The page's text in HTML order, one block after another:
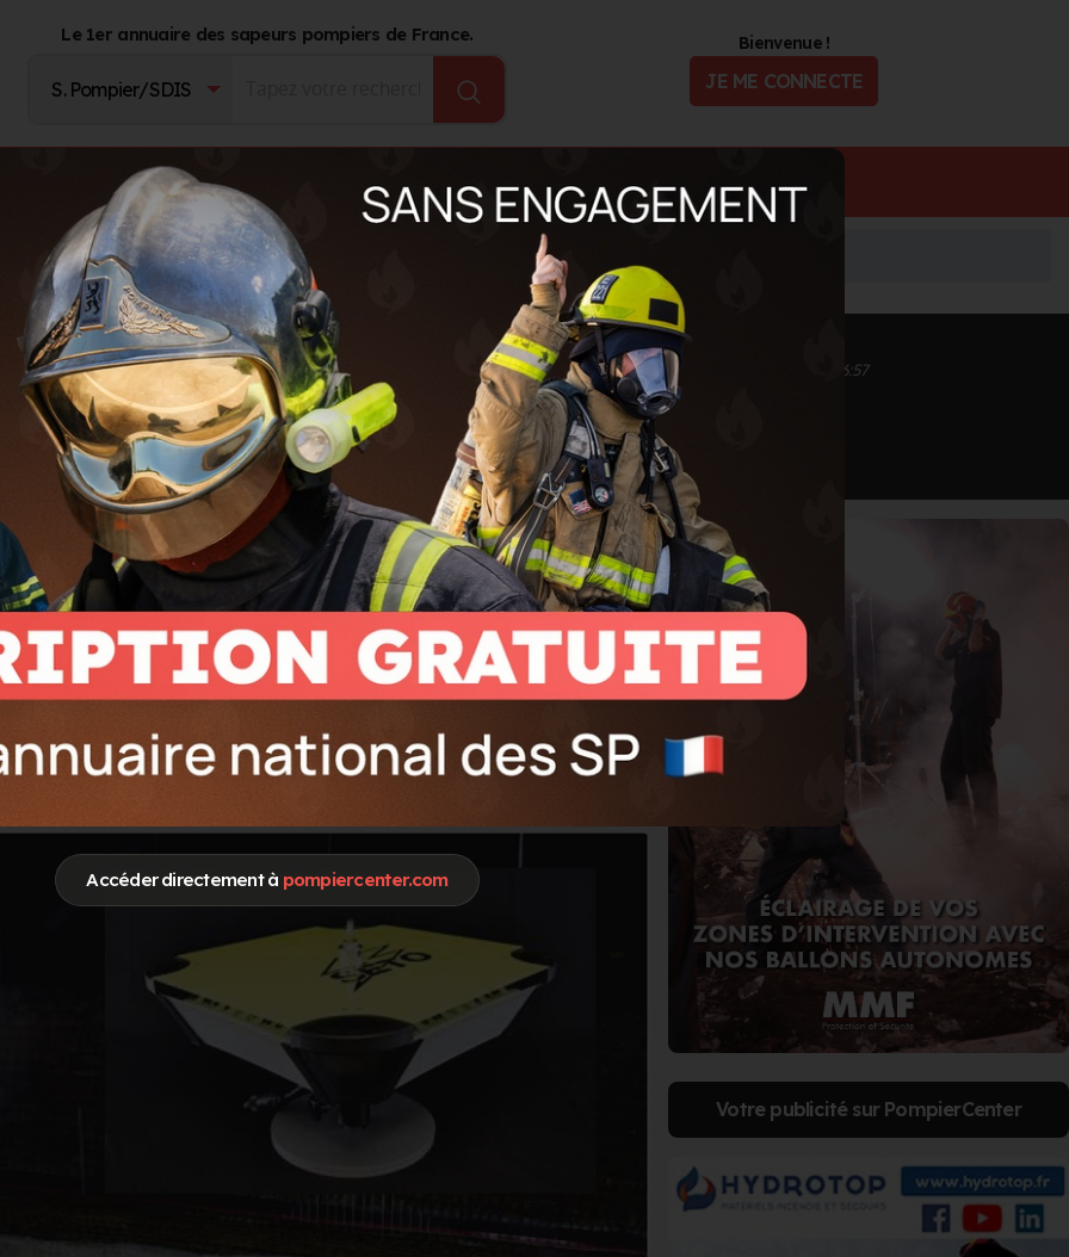
Accéder directement à pompiercenter.com
Le 1er annuaire des sapeurs pompiers de France. Bienvenue !
JE ME CONNECTE
Catalogue Produits Journal d'actualité Offres d'Emploi
Inscrit depuis le 01/10/2020 à 15:29
Informations mises à jour le 10/11/2020 à 16:57
Votre publicité sur PompierCenter